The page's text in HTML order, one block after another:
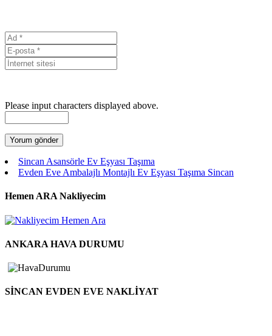
Please input characters displayed above.
Sincan Asansörle Ev Eşyası Taşıma
Evden Eve Ambalajlı Montajlı Ev Eşyası Taşıma Sincan
Hemen ARA Nakliyecim
ANKARA HAVA DURUMU
SİNCAN EVDEN EVE NAKLİYAT